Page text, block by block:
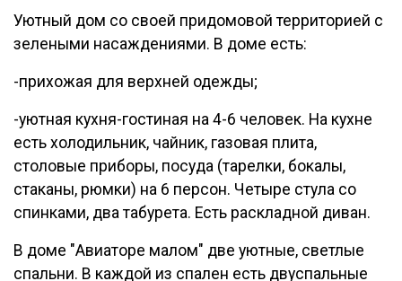
Уютный дом со своей придомовой территорией с
зелеными насаждениями. В доме есть:
-прихожая для верхней одежды;
-уютная кухня-гостиная на 4-6 человек. На кухне
есть холодильник, чайник, газовая плита,
столовые приборы, посуда (тарелки, бокалы,
стаканы, рюмки) на 6 персон. Четыре стула со
спинками, два табурета. Есть раскладной диван.
В доме "Авиаторе малом" две уютные, светлые
спальни. В каждой из спален есть двуспальные